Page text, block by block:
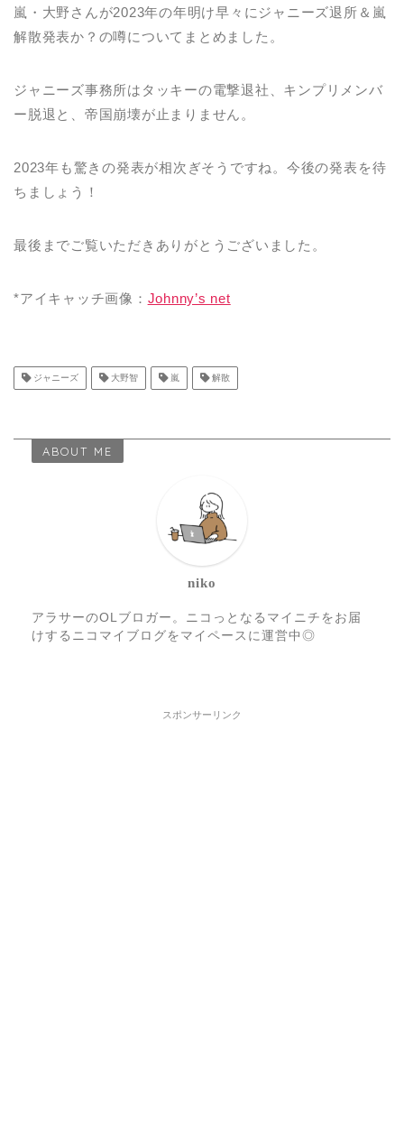
嵐・大野さんが2023年の年明け早々にジャニーズ退所＆嵐
解散発表か？の噂についてまとめました。
ジャニーズ事務所はタッキーの電撃退社、キンプリメンバ
ー脱退と、帝国崩壊が止まりません。
2023年も驚きの発表が相次ぎそうですね。今後の発表を待
ちましょう！
最後までご覧いただきありがとうございました。
*アイキャッチ画像： Johnny’s net
ジャニーズ 大野智 嵐 解散
ABOUT ME
niko
アラサーのOLブロガー。ニコっとなるマイニチをお届
けするニコマイブログをマイペースに運営中◎
スポンサーリンク